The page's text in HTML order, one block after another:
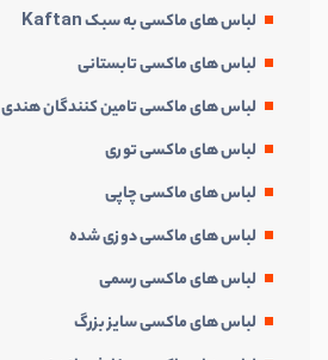
لباس های ماکسی به سبک Kaftan
لباس های ماکسی تابستانی
لباس های ماکسی تامین کنندگان هندی
لباس های ماکسی توری
لباس های ماکسی چاپی
لباس های ماکسی دوزی شده
لباس های ماکسی رسمی
لباس های ماکسی سایز بزرگ